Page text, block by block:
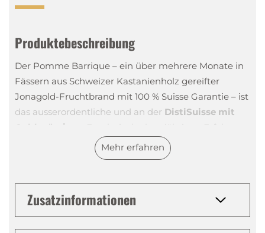
Produktebeschreibung
Der Pomme Barrique – ein über mehrere Monate in
Fässern aus Schweizer Kastanienholz gereifter
Jonagold-Fruchtbrand mit 100 % Suisse Garantie – ist
das ausserordentliche und an der DistiSuisse mit
Gold prämierte
Ergebnis der langjährigen Erfahrung
unseres Brennmeisters Thomas Lüscher.
Der fruchtige Geschmack des Jonagold-Apfels
Kastanienholzfasses. Die hochqualitativen Fässer
werden von einer über Generationen hinweg in
Mehr erfahren
Zusatzinformationen